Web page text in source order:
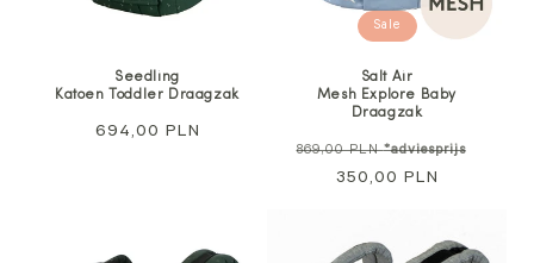
Seedling
Katoen Toddler Draagzak
Normale
694,00 PLN
Sale
Salt Air
Mesh Explore Baby
Draagzak
Normale
869,00 PLN*adviesprijs
350,00 PLN